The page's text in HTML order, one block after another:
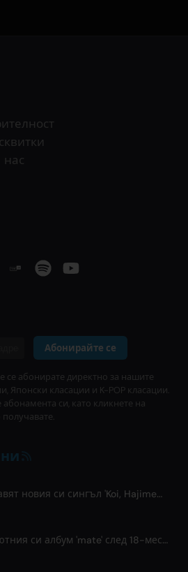
Абонирайте се
се абонирате директно за нашите
Японски класации и K-POP класации.
си, като кликнете на
=LOVE представят новия си сингъл 'Koi, Hajimemashita.' и концерти в Tokyo Dome
AliA пуска дебютния си албум 'mate' след 18-месечна пауза и обявява лайв шоу в Токио